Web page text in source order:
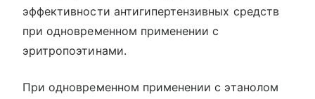
эффективности антигипертензивных средств
при одновременном применении с
эритропоэтинами.
При одновременном применении с этанолом